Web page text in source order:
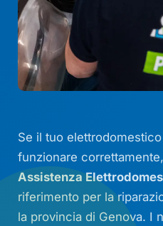
Se il tuo
funzionare correttamente,
Assistenza
riferimento per la
la provincia di Genova. I